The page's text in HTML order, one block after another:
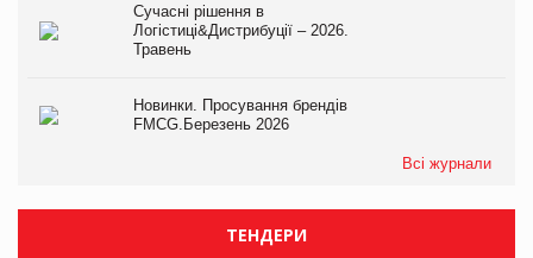
Сучасні рішення в
Логістиці&Дистрибуції – 2026.
Травень
Новинки. Просування брендів
FMCG.Березень 2026
Всі журнали
ТЕНДЕРИ